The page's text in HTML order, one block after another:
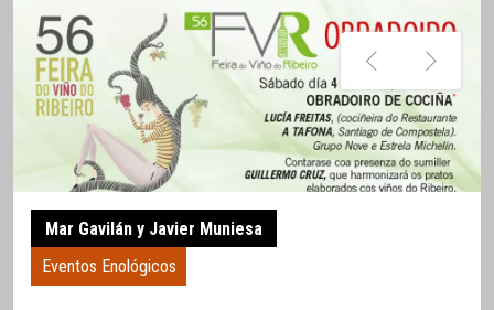
Mar Gavilán y Javier Muniesa
Eventos Enológicos